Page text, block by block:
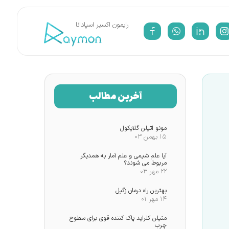
آخرین مطالب
مونو اتیلن گلایکول
۱۵ بهمن ۰۳
آیا علم شیمی و علم آمار به همدیگر
مربوط می شوند؟
۲۲ مهر ۰۳
بهترین راه درمان زگیل
۱۴ مهر ۰۱
متیلن کلراید پاک کننده قوی برای سطوح
چرب
​رایمون اکسیر اسپادانا